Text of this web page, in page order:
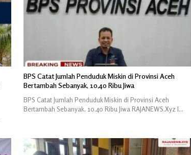
BPS Catat Jumlah Penduduk Miskin di Provinsi Aceh
Bertambah Sebanyak, 10,40 Ribu Jiwa
BPS Catat Jumlah Penduduk Miskin di Provinsi Aceh
Bertambah Sebanyak, 10,40 Ribu Jiwa RAJANEWS.Xyz l…